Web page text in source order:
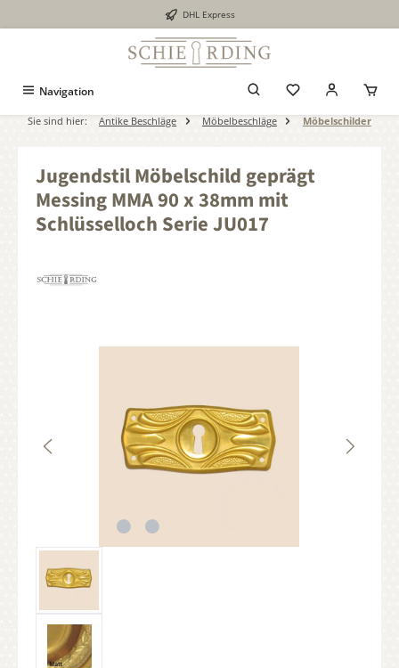
DHL Express
Navigation
Sie sind hier: Antike Beschläge Möbelbeschläge Möbelschilder
Jugendstil Möbelschild geprägt
Messing MMA 90 x 38mm mit
Schlüsselloch Serie JU017